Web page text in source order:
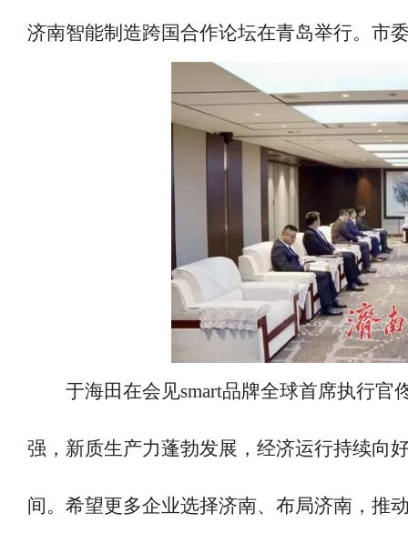
济南智能制造跨国合作论坛在青岛举行。市
于海田在会见smart品牌全球首席执行
强，新质生产力蓬勃发展，经济运行持续向
间。希望更多企业选择济南、布局济南，推